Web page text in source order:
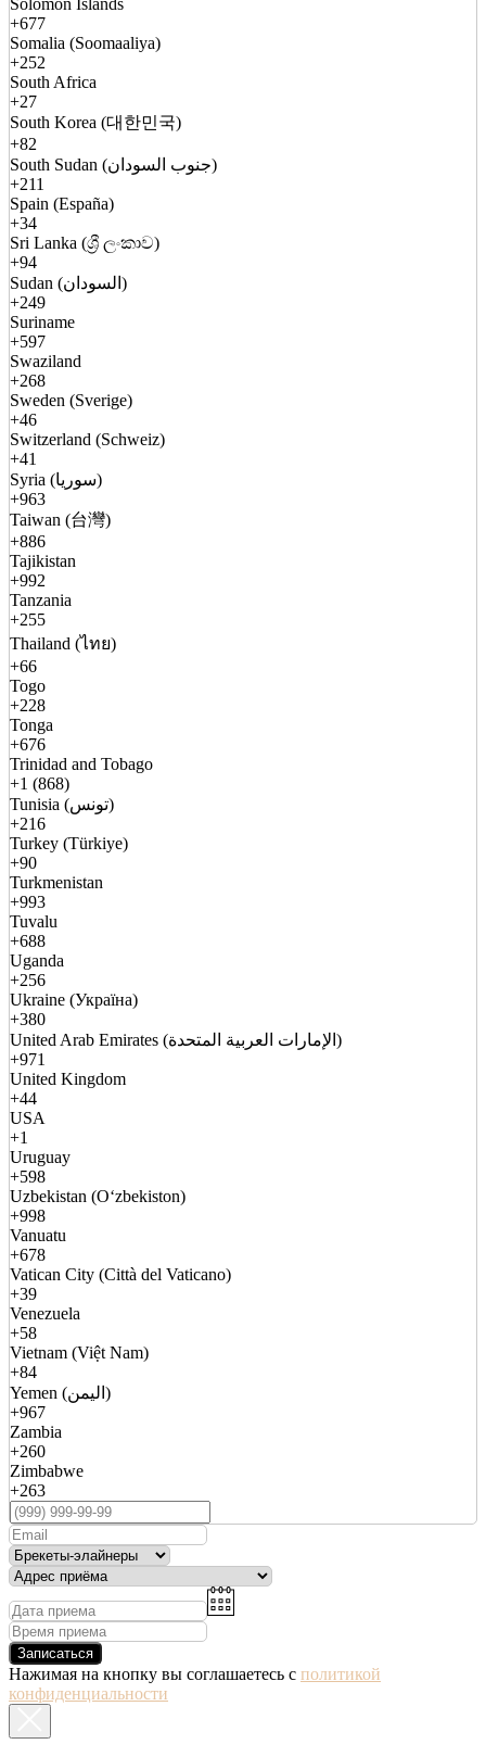
Solomon Islands
+677
Somalia (Soomaaliya)
+252
South Africa
+27
South Korea (대한민국)
+82
South Sudan (جنوب السودان)
+211
Spain (España)
+34
Sri Lanka (ශ්‍රී ලංකාව)
+94
Sudan (السودان)
+249
Suriname
+597
Swaziland
+268
Sweden (Sverige)
+46
Switzerland (Schweiz)
+41
Syria (سوريا)
+963
Taiwan (台灣)
+886
Tajikistan
+992
Tanzania
+255
Thailand (ไทย)
+66
Togo
+228
Tonga
+676
Trinidad and Tobago
+1 (868)
Tunisia (تونس)
+216
Turkey (Türkiye)
+90
Turkmenistan
+993
Tuvalu
+688
Uganda
+256
Ukraine (Україна)
+380
United Arab Emirates (الإمارات العربية المتحدة)
+971
United Kingdom
+44
USA
+1
Uruguay
+598
Uzbekistan (Oʻzbekiston)
+998
Vanuatu
+678
Vatican City (Città del Vaticano)
+39
Venezuela
+58
Vietnam (Việt Nam)
+84
Yemen (اليمن)
+967
Zambia
+260
Zimbabwe
+263
Записаться
Нажимая на кнопку вы соглашаетесь с политикой
конфиденциальности